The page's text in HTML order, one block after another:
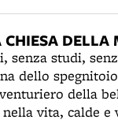
DELLA
senza studi,
dello
della
vita, calde